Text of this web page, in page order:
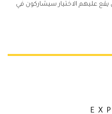
يقع عليهم الاختيار سيشاركون في